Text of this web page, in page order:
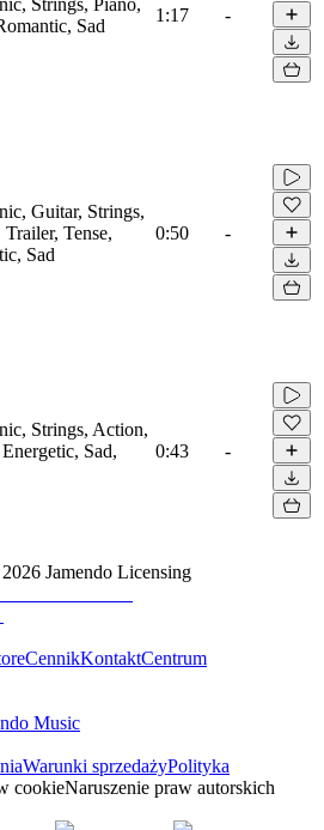
Sad
1:17 -
Guitar, Strings,
Tense,
Sad
0:50 -
Strings, Action,
Sad,
0:43 -
2026 Jamendo Licensing
CennikKontaktCentrum
Music
Warunki sprzedażyPolityka
cookieNaruszenie praw autorskich